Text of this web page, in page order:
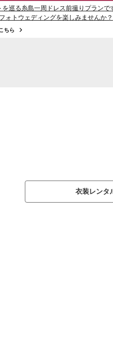
を巡る糸島一周ドレス前撮りプランで
ォトウェディングを楽しみませんか？
ちら
衣装レンタ